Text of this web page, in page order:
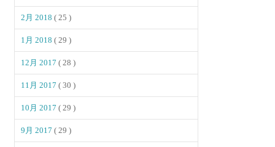
2月 2018( 25 )
1月 2018( 29 )
12月 2017( 28 )
11月 2017( 30 )
10月 2017( 29 )
9月 2017( 29 )